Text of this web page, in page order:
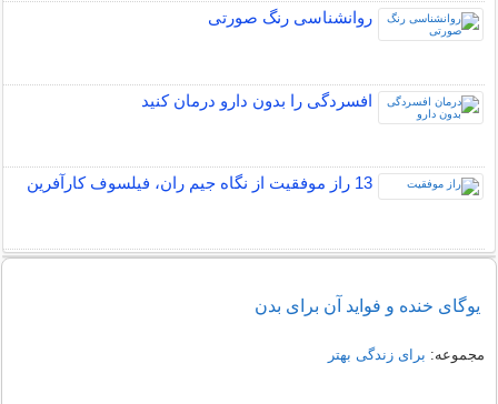
روانشناسی رنگ صورتی
افسردگی را بدون دارو درمان کنید
13 راز موفقیت از نگاه جیم ران، فیلسوف کارآفرین
یوگای خنده و فواید آن برای بدن
مجموعه: برای زندگی بهتر